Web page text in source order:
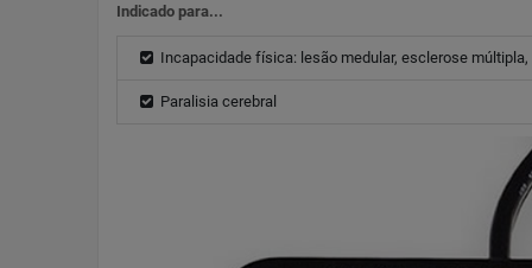
Indicado para...
Incapacidade física: lesão medular, esclerose
Paralisia cerebral